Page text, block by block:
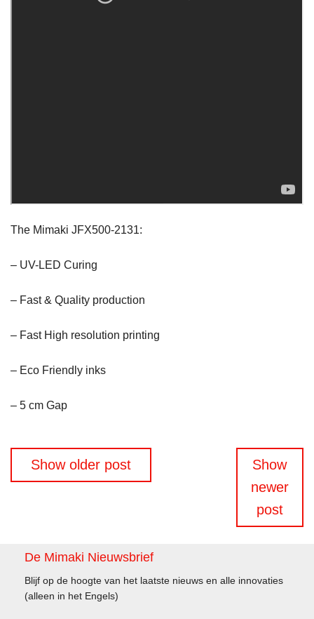
The Mimaki JFX500-2131:
– UV-LED Curing
– Fast & Quality production
– Fast High resolution printing
– Eco Friendly inks
– 5 cm Gap
Berichtennavigatie
Show older post
Show
newer
post
De Mimaki Nieuwsbrief
Blijf op de hoogte van het laatste nieuws en alle innovaties
(alleen in het Engels)